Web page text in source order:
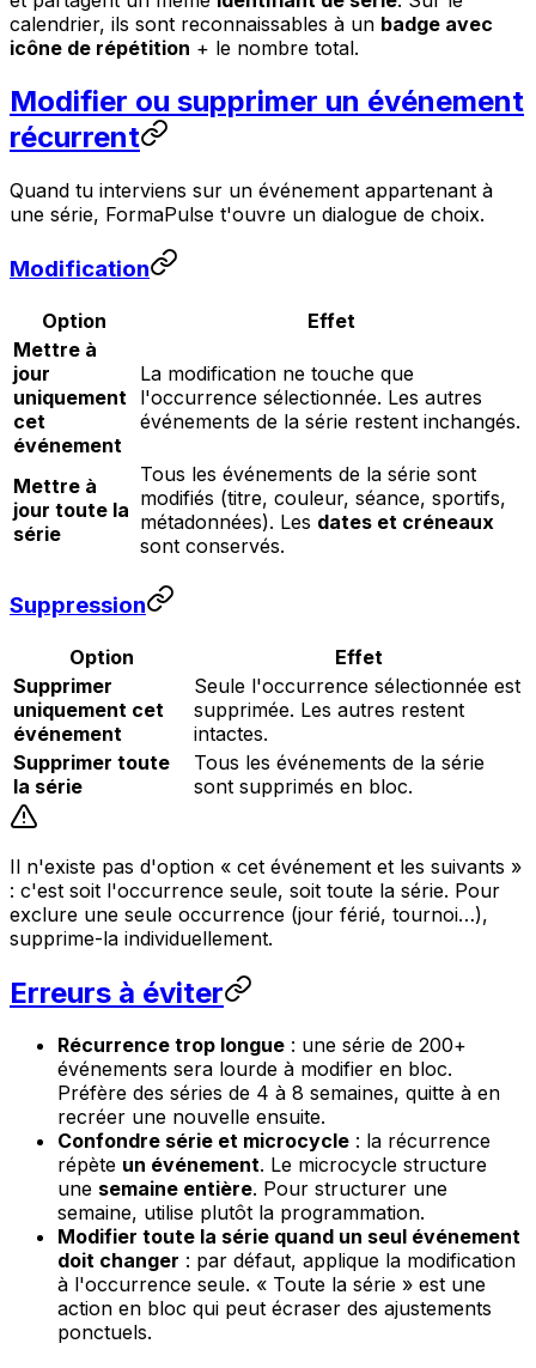
calendrier, ils sont reconnaissables à un badge avec
icône de répétition + le nombre total.
Modifier ou supprimer un événement
récurrent
Quand tu interviens sur un événement appartenant à
une série, FormaPulse t'ouvre un dialogue de choix.
Modification
Option
Effet
Mettre à
jour
uniquement
cet
événement
La modification ne touche que
l'occurrence sélectionnée. Les autres
événements de la série restent inchangés.
Mettre à
jour toute la
série
Tous les événements de la série sont
modifiés (titre, couleur, séance, sportifs,
métadonnées). Les dates et créneaux
sont conservés.
Suppression
Option
Effet
Supprimer
uniquement cet
événement
Seule l'occurrence sélectionnée est
supprimée. Les autres restent
intactes.
Supprimer toute
la série
Tous les événements de la série
sont supprimés en bloc.
Il n'existe pas d'option « cet événement et les suivants »
: c'est soit l'occurrence seule, soit toute la série. Pour
exclure une seule occurrence (jour férié, tournoi…),
supprime-la individuellement.
Erreurs à éviter
Récurrence trop longue : une série de 200+
événements sera lourde à modifier en bloc.
Préfère des séries de 4 à 8 semaines, quitte à en
recréer une nouvelle ensuite.
Confondre série et microcycle : la récurrence
répète un événement. Le microcycle structure
une semaine entière. Pour structurer une
semaine, utilise plutôt la programmation.
Modifier toute la série quand un seul événement
doit changer : par défaut, applique la modification
à l'occurrence seule. « Toute la série » est une
action en bloc qui peut écraser des ajustements
ponctuels.